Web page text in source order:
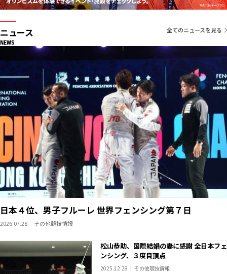
ニュース
NEWS
全てのニュースを見る
日本４位、男子フルーレ 世界フェンシング第７日
2026.07.28 その他競技情報
松山恭助、国際結婚の妻に感謝 全日本フェ
ンシング、３度目頂点
2025.12.28 その他競技情報